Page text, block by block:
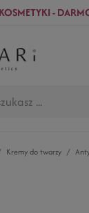
-
Kremy do twarzy